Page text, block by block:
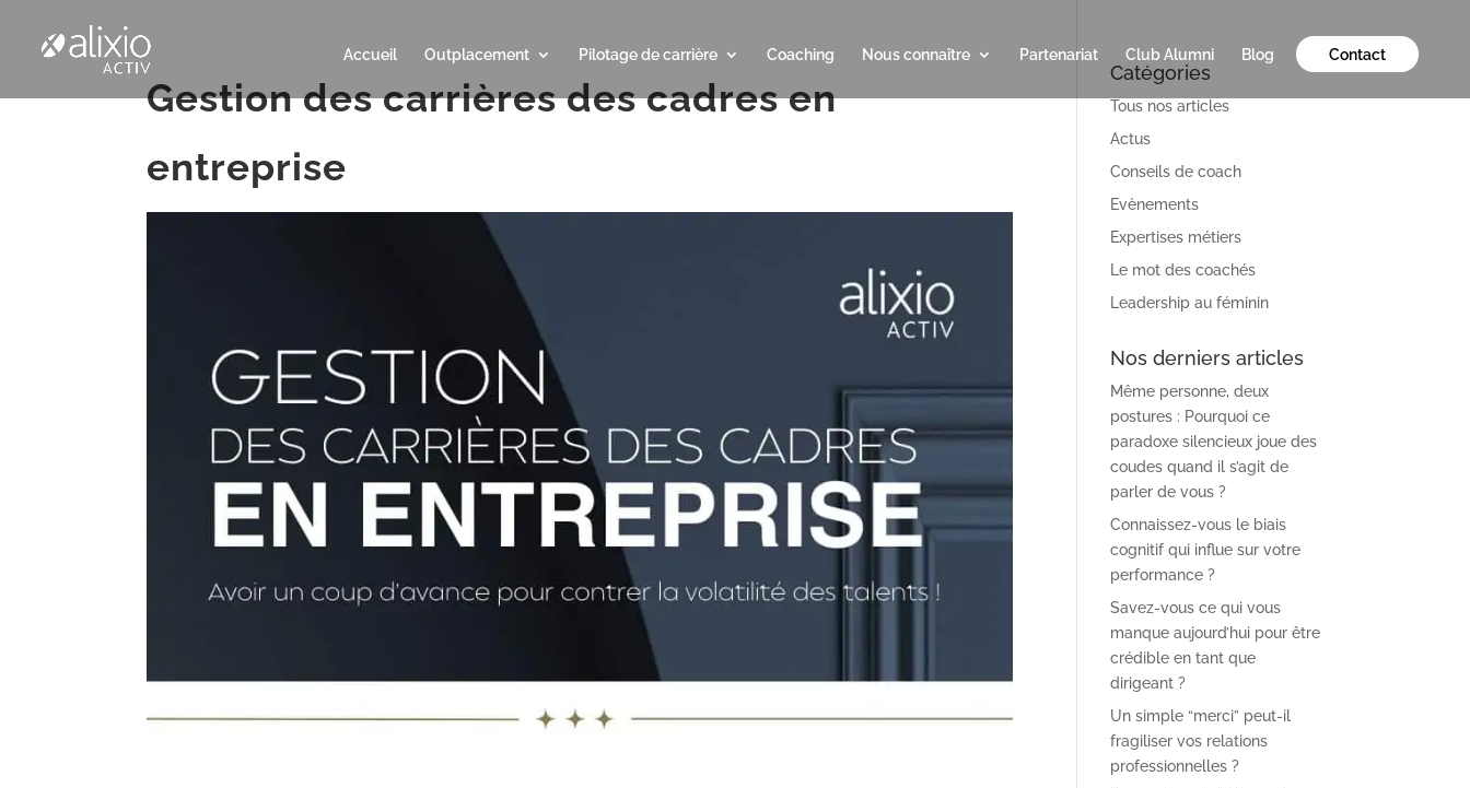
Accueil Outplacement Pilotage de carrière Coaching Nous connaître Partenariat Club Alumni Blog Contact
Gestion des carrières des cadres en
entreprise
Catégories
Tous nos articles
Actus
Conseils de coach
Evènements
Expertises métiers
Le mot des coachés
Leadership au féminin
Nos derniers articles
Même personne, deux
postures : Pourquoi ce
paradoxe silencieux joue des
coudes quand il s’agit de
parler de vous ?
Connaissez-vous le biais
cognitif qui influe sur votre
performance ?
Savez-vous ce qui vous
manque aujourd’hui pour être
crédible en tant que
dirigeant ?
Un simple “merci” peut-il
fragiliser vos relations
professionnelles ?